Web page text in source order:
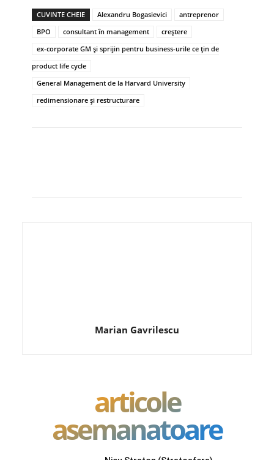
CUVINTE CHEIE Alexandru Bogasievici
antreprenor
BPO
consultant în management
creștere
ex-corporate GM și sprijin pentru business-urile ce țin de
product life cycle
General Management de la Harvard University
redimensionare și restructurare
Marian Gavrilescu
articole
asemanatoare